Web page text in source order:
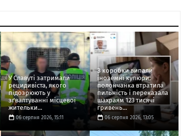
У Славуті затримали
рецидивіста, якого
підозрюють у
зґвалтуванні місцевої
жительки...
06 серпня 2026, 15:11
З коробки випали
іноземні купюри:
полончанка втратила
пильність і переказала
шахраям 123 тисячі
гривень...
06 серпня 2026, 13:05